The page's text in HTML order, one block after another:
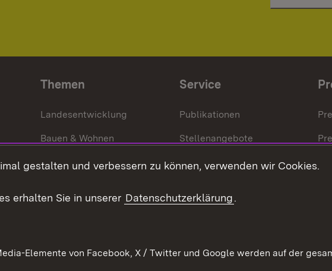
Themen
Landesentwicklung
Bauen & Wohnen
Städtebau
Service
Publikationen
Stellenangebote
Kontakt
gestalten und verbessern zu können, verwenden wir Cookies.
erhalten Sie in unserer Datenschutzerklärung.
Elemente von Facebook, X / Twitter und Google werden auf der